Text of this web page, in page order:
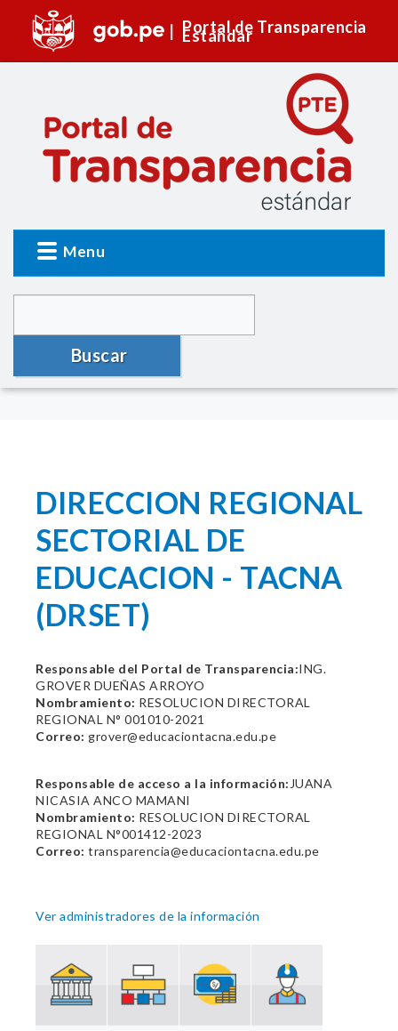
Portal de Transparencia
Estándar
Menu
Buscar
DIRECCION REGIONAL
SECTORIAL DE
EDUCACION - TACNA
(DRSET)
Responsable del Portal de Transparencia:ING.
GROVER DUEÑAS ARROYO
Nombramiento: RESOLUCION DIRECTORAL
REGIONAL N° 001010-2021
Correo: grover@educaciontacna.edu.pe
Responsable de acceso a la información: JUANA
NICASIA ANCO MAMANI
Nombramiento: RESOLUCION DIRECTORAL
REGIONAL N°001412-2023
Correo: transparencia@educaciontacna.edu.pe
Ver administradores de la información